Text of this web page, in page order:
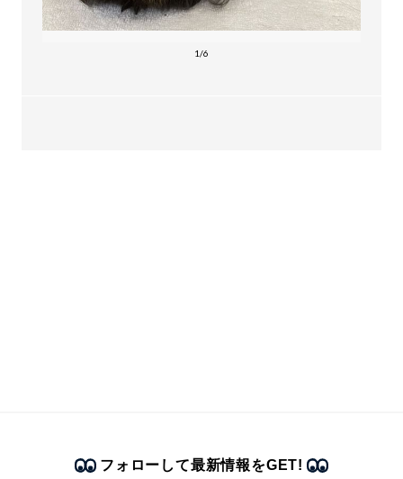
1/6
フォローして最新情報をGET!